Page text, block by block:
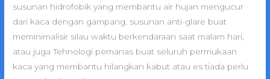
susunan hidrofobik yang membantu air hujan mengucur
dari kaca dengan gampang, susunan anti-glare buat
meminimalisir silau waktu berkendaraan saat malam hari,
atau juga Tehnologi pemanas buat seluruh permukaan
kaca yang membantu hilangkan kabut atau es tiada perlu